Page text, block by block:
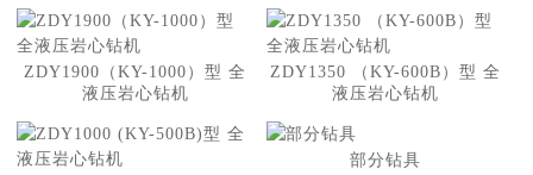
ZDY1900（KY-1000）型 全
液压岩心钻机
ZDY1350 （KY-600B）型 全
液压岩心钻机
部分钻具